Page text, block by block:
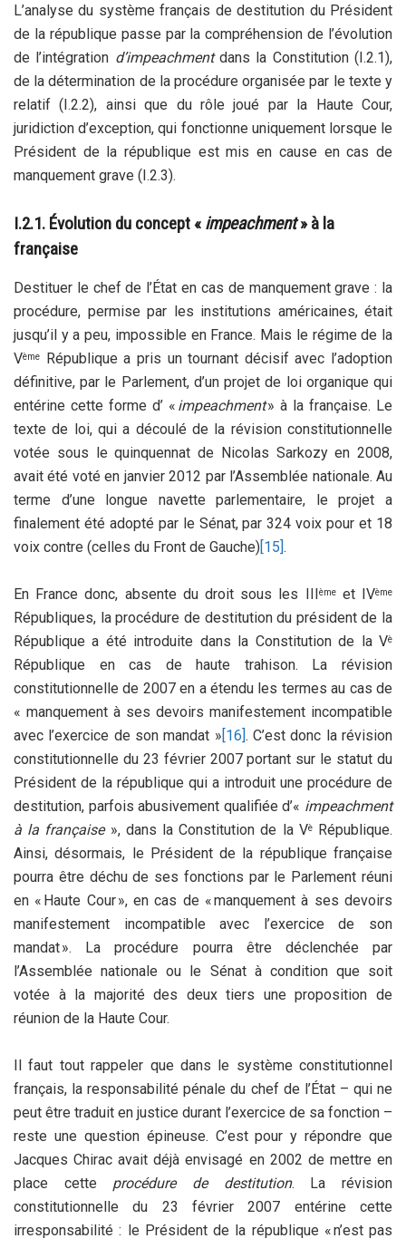
L’analyse du système français de destitution du Président
de la république passe par la compréhension de l’évolution
de l’intégration d’impeachmentdans la Constitution (I.2.1),
de la détermination de la procédure organisée par le texte y
relatif (I.2.2), ainsi que du rôle joué par la Haute Cour,
juridiction d’exception, qui fonctionne uniquement lorsque le
Président de la république est mis en cause en cas de
manquement grave (I.2.3).
I.2.1. Évolution du concept « impeachment» à la
française
Destituer le chef de l’État en cas de manquement grave : la
procédure, permise par les institutions américaines, était
jusqu’il y a peu, impossible en France. Mais le régime de la
Vème
République a pris un tournant décisif avec l’adoption
définitive, par le Parlement, d’un projet de loi organique qui
entérine cette forme d’ « impeachment» à la française. Le
texte de loi, qui a découlé de la révision constitutionnelle
votée sous le quinquennat de Nicolas Sarkozy en 2008,
avait été voté en janvier 2012 par l’Assemblée nationale. Au
terme d’une longue navette parlementaire, le projet a
finalement été adopté par le Sénat, par 324 voix pour et 18
voix contre (celles du Front de Gauche)[15].
En France donc, absente du droit sous les IIIèmeet IVème
Républiques, la procédure de destitution du président de la
République a été introduite dans la Constitution de la Vè
République en cas de haute trahison. La révision
constitutionnelle de 2007 en a étendu les termes au cas de
« manquement à ses devoirs manifestement incompatible
avec l’exercice de son mandat »[16]. C’est donc la révision
constitutionnelle du 23 février 2007 portant sur le statut du
Président de la république qui a introduit une procédure de
destitution, parfois abusivement qualifiée d’« impeachment
à la française», dans la Constitution de la VèRépublique.
Ainsi, désormais, le Président de la république française
pourra être déchu de ses fonctions par le Parlement réuni
en « Haute Cour », en cas de « manquement à ses devoirs
manifestement incompatible avec l’exercice de son
mandat ». La procédure pourra être déclenchée par
l’Assemblée nationale ou le Sénat à condition que soit
votée à la majorité des deux tiers une proposition de
réunion de la Haute Cour.
Il faut tout rappeler que dans le système constitutionnel
français, la responsabilité pénale du chef de l’État – qui ne
peut être traduit en justice durant l’exercice de sa fonction –
reste une question épineuse. C’est pour y répondre que
Jacques Chirac avait déjà envisagé en 2002 de mettre en
place cette procédure de destitution. La révision
constitutionnelle du 23 février 2007 entérine cette
irresponsabilité : le Président de la république « n’est pas